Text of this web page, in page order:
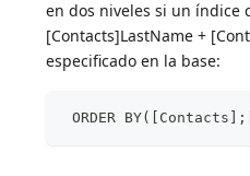
en dos niveles si un índice
[Contacts]LastName +
especificado en la base:
ORDER